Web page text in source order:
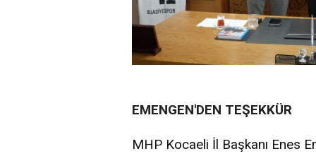
EMENGEN'DEN TEŞEKKÜR
MHP Kocaeli İl Başkanı Enes